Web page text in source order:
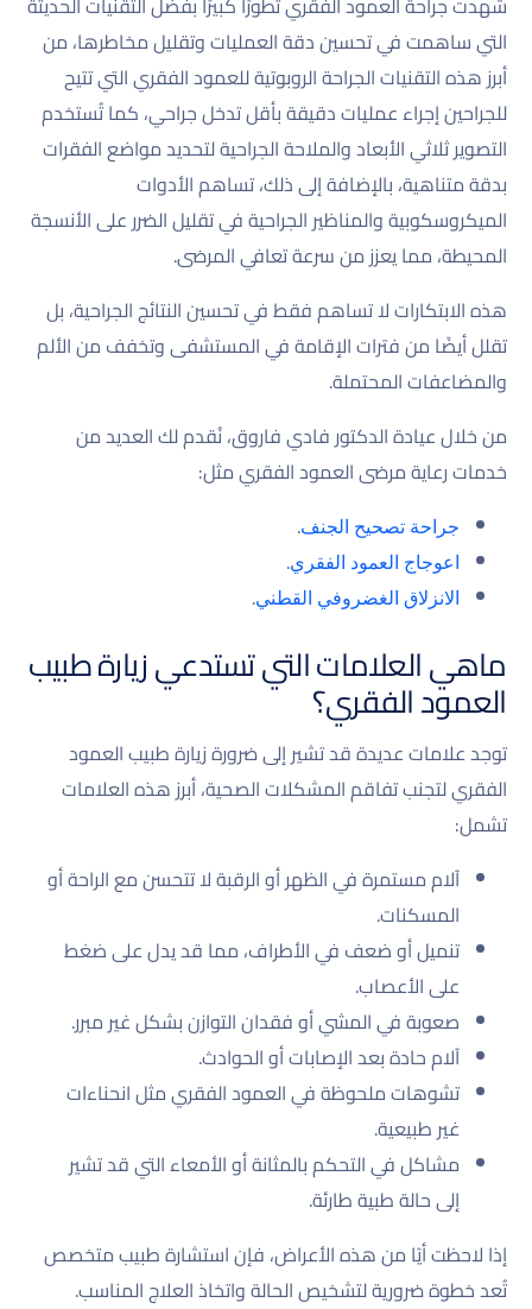
التي ساهمت في تحسين دقة العمليات وتقليل مخاطرها، من
أبرز هذه التقنيات الجراحة الروبوتية للعمود الفقري التي تتيح
للجراحين إجراء عمليات دقيقة بأقل تدخل جراحي، كما تُستخدم
التصوير ثلاثي الأبعاد والملاحة الجراحية لتحديد مواضع الفقرات
بدقة متناهية، بالإضافة إلى ذلك، تساهم الأدوات
الميكروسكوبية والمناظير الجراحية في تقليل الضرر على الأنسجة
المحيطة، مما يعزز من سرعة تعافي المرضى.
هذه الابتكارات لا تساهم فقط في تحسين النتائج الجراحية، بل
تقلل أيضًا من فترات الإقامة في المستشفى وتخفف من الألم
والمضاعفات المحتملة.
من خلال عيادة الدكتور فادي فاروق، نُقدم لك العديد من
خدمات رعاية مرضى العمود الفقري مثل:
جراحة تصحيح الجنف.
اعوجاج العمود الفقري.
الانزلاق الغضروفي القطني.
ماهي العلامات التي تستدعي زيارة طبيب
العمود الفقري؟
توجد علامات عديدة قد تشير إلى ضرورة زيارة طبيب العمود
الفقري لتجنب تفاقم المشكلات الصحية، أبرز هذه العلامات
تشمل:
آلام مستمرة في الظهر أو الرقبة لا تتحسن مع الراحة أو
المسكنات.
تنميل أو ضعف في الأطراف، مما قد يدل على ضغط
على الأعصاب.
صعوبة في المشي أو فقدان التوازن بشكل غير مبرر.
آلام حادة بعد الإصابات أو الحوادث.
تشوهات ملحوظة في العمود الفقري مثل انحناءات
غير طبيعية.
مشاكل في التحكم بالمثانة أو الأمعاء التي قد تشير
إلى حالة طبية طارئة.
إذا لاحظت أيًا من هذه الأعراض، فإن استشارة طبيب متخصص
تُعد خطوة ضرورية لتشخيص الحالة واتخاذ العلاج المناسب.